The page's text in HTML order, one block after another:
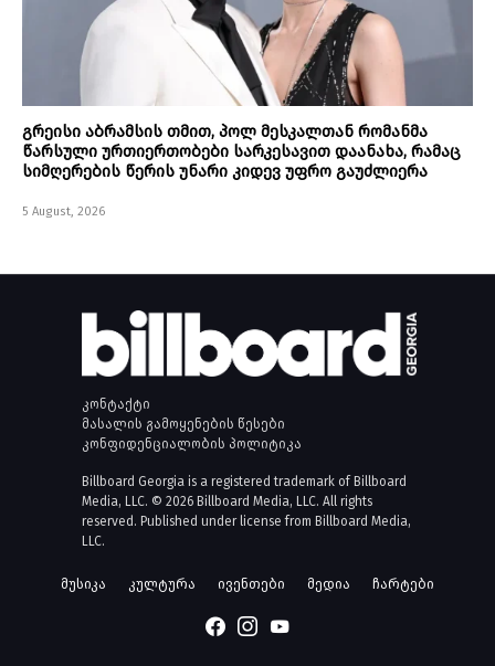
გრეისი აბრამსის თმით, პოლ მესკალთან რომანმა
წარსული ურთიერთობები სარკესავით დაანახა, რამაც
სიმღერების წერის უნარი კიდევ უფრო გაუძლიერა
5 August, 2026
კონტაქტი
მასალის გამოყენების წესები
კონფიდენციალობის პოლიტიკა
Billboard Georgia is a registered trademark of Billboard
Media, LLC. © 2026 Billboard Media, LLC. All rights
reserved. Published under license from Billboard Media,
LLC.
მუსიკა კულტურა ივენთები მედია ჩარტები